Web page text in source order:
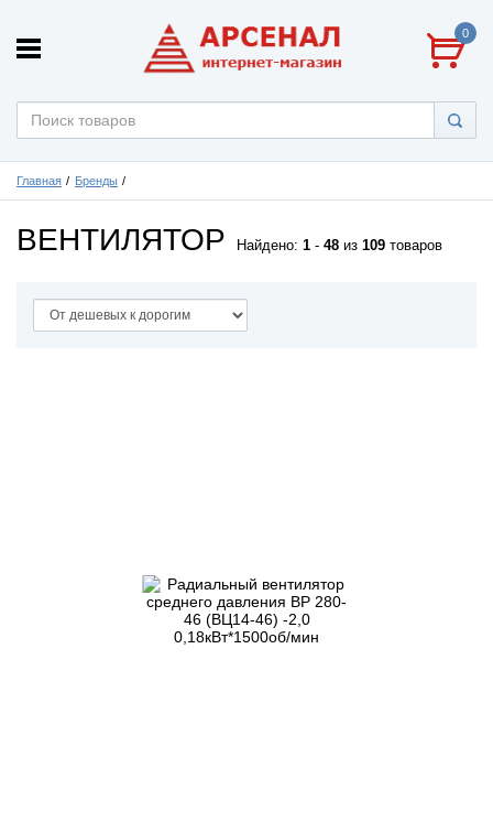
0
Главная Бренды
ВЕНТИЛЯТОР Найдено: 1 - 48 из 109 товаров